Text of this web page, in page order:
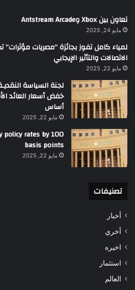
تعاون بين Xbox وAntstream Arcade
مايو 24, 2025
لمياء كامل تفوز بجائزة “مصريات مؤثرات”
الاتصالات والتأثير الإيجابي
مايو 22, 2025
لجنة السياسة
أساس
مايو 22, 2025
policy rates by 100
basis points
مايو 22, 2025
تصنيفات
أخبار
أخري
اخيره
استثمار
العالم